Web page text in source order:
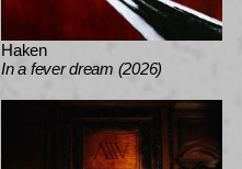
Haken
In a fever dream (2026)